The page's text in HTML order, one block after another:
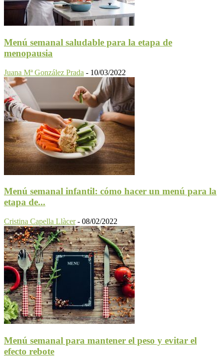
Menú semanal saludable para la etapa de
menopausia
Juana Mª González Prada - 10/03/2022
Menú semanal infantil: cómo hacer un menú para la
etapa de...
Cristina Capella Llàcer - 08/02/2022
Menú semanal para mantener el peso y evitar el
efecto rebote